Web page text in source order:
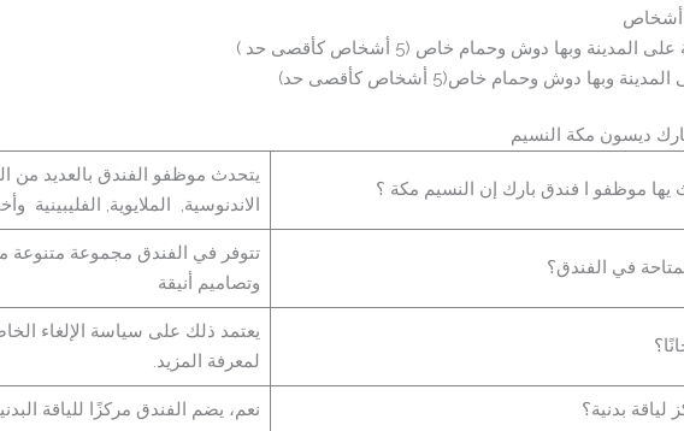
أشخاص
وبها دوش وحمام خاص (5 أشخاص كأقصى حد )
وبها دوش وحمام خاص(5 أشخاص كأقصى حد)
ديسون مكة النسيم
يها موظفو ا فندق بارك إن النسيم مكة ؟
يتحدث موظفو الفندق بالعديد من
الاندنوسية, الملايوية, الفليبينية
في الفندق؟
تتوفر في الفندق مجموعة متنوعة
وتصاميم أنيقة
يعتمد ذلك على سياسة الإلغاء
لمعرفة المزيد.
بدنية؟ نعم، يضم الفندق مركزًا للياقة